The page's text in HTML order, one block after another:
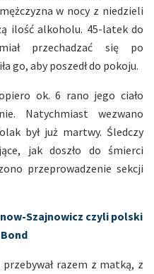
w nocy z niedzieli
ilość alkoholu. 45-latek do
przechadzać się po
go, aby poszedł do pokoju.
ok. 6 rano jego ciało
Natychmiast wezwano
był już martwy. Śledczy
jak doszło do śmierci
przeprowadzenie sekcji
Szajnowicz czyli polski
razem z matką, z